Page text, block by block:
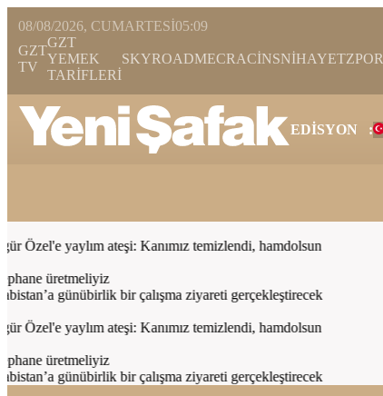
08/08/2026, CUMARTESI05:09
GZT
TV
GZT
YEMEK
TARİFLERİ
SKYROADMECRACİNSNİHAYETZPOR
EDİSYON :
yaylım ateşi: Kanımız temizlendi, hamdolsun
üretmeliyiz
günübirlik bir çalışma ziyareti gerçekleştirecek
yaylım ateşi: Kanımız temizlendi, hamdolsun
üretmeliyiz
günübirlik bir çalışma ziyareti gerçekleştirecek